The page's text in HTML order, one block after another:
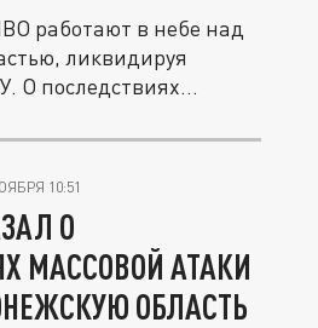
работают в небе над
ликвидируя
О последствиях
10:51
О
МАССОВОЙ АТАКИ
ОБЛАСТЬ